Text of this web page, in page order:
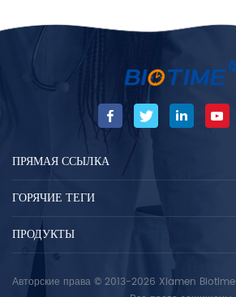
ПРЯМАЯ ССЫЛКА
ГОРЯЧИЕ ТЕГИ
ПРОДУКТЫ
Авторские права © 2013-2026 Xiamen